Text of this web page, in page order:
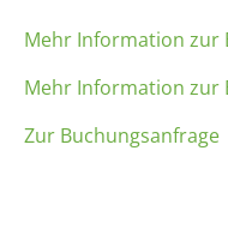
Mehr Information zur
Mehr Information zur
Zur Buchungsanfrage